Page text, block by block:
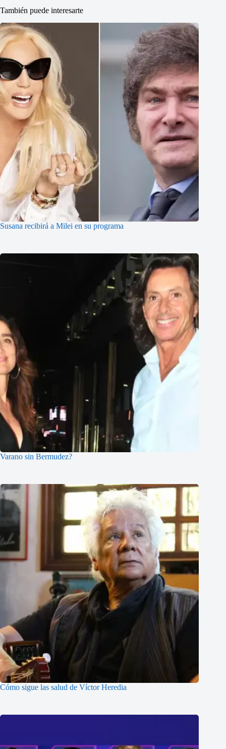
También puede interesarte
Susana recibirá a Milei en su programa
Varano sin Bermudez?
Cómo sigue las salud de Víctor Heredia